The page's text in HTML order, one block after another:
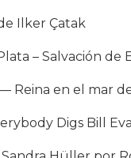
Ilker Çatak
– Salvación de
Reina en el mar
Digs Bill